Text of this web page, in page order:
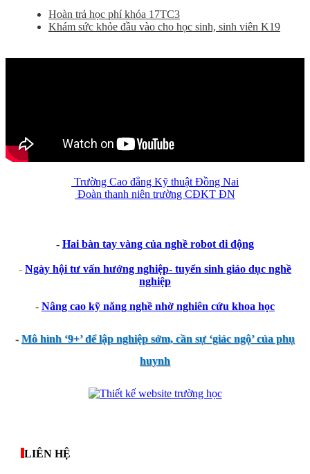
Hoàn trả học phí khóa 17TC3
Khám sức khỏe đầu vào cho học sinh, sinh viên K19
Trường Cao đẳng Kỹ thuật Đồng Nai
Đoàn thanh niên trường CĐKT ĐN
- Hai bàn tay vàng của nghề robot di động
- Ngày hội tư vấn hướng nghiệp- tuyển sinh giáo dục nghề
nghiệp
- Nâng cao kỹ năng nghề nhờ nghiên cứu khoa học
-Mô hình ‘9+’ để lập nghiệp sớm, cần sự ‘giác ngộ’ của phụ
huynh
LIÊN HỆ